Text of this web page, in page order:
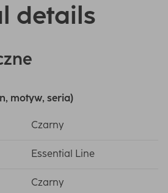
details
motyw, seria)
Czarny
Essential Line
Czarny